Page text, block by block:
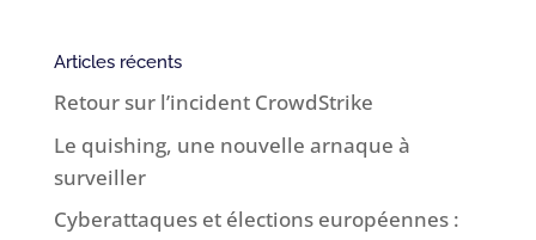
Articles récents
Retour sur l’incident CrowdStrike
Le quishing, une nouvelle arnaque à
surveiller
Cyberattaques et élections européennes :